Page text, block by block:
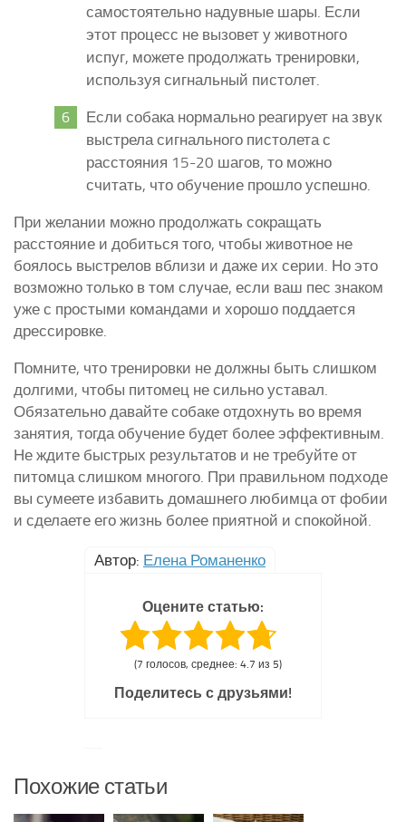
самостоятельно надувные шары. Если
этот процесс не вызовет у животного
испуг, можете продолжать тренировки,
используя сигнальный пистолет.
Если собака нормально реагирует на звук
выстрела сигнального пистолета с
расстояния 15-20 шагов, то можно
считать, что обучение прошло успешно.
При желании можно продолжать сокращать
расстояние и добиться того, чтобы животное не
боялось выстрелов вблизи и даже их серии. Но это
возможно только в том случае, если ваш пес знаком
уже с простыми командами и хорошо поддается
дрессировке.
Помните, что тренировки не должны быть слишком
долгими, чтобы питомец не сильно уставал.
Обязательно давайте собаке отдохнуть во время
занятия, тогда обучение будет более эффективным.
Не ждите быстрых результатов и не требуйте от
питомца слишком многого. При правильном подходе
вы сумеете избавить домашнего любимца от фобии
и сделаете его жизнь более приятной и спокойной.
Автор: Елена Романенко
Оцените статью:
(7 голосов, среднее: 4.7 из 5)
Поделитесь с друзьями!
Похожие статьи